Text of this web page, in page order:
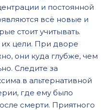
и постоянной
всё новые и
стоит учитывать.
цели. При дворе
они куда глубже, чем
Следите за
в альтернативной
где ему было
смерти. Приятного